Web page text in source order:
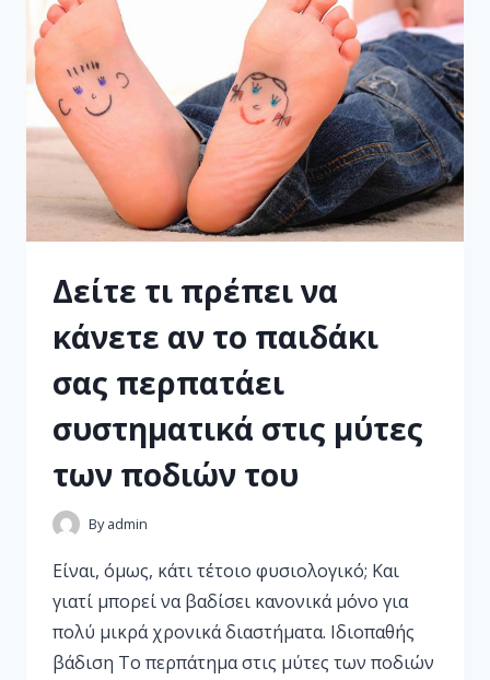
Δείτε τι πρέπει να
κάνετε αν το παιδάκι
σας περπατάει
συστηματικά στις μύτες
των ποδιών του
By admin
Είναι, όμως, κάτι τέτοιο φυσιολογικό; Και
γιατί μπορεί να βαδίσει κανονικά μόνο για
πολύ μικρά χρονικά διαστήματα. Ιδιοπαθής
βάδιση Το περπάτημα στις μύτες των ποδιών